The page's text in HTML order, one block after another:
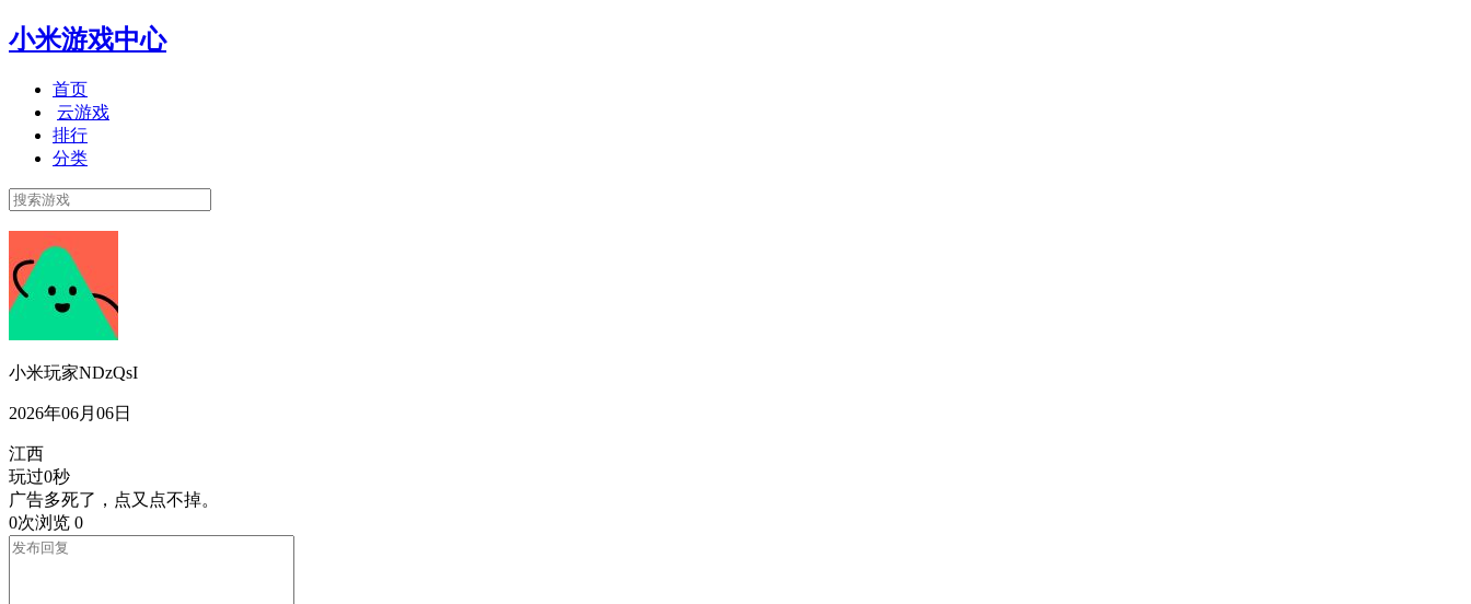
小米游戏中心
首页
云游戏
排行
分类
小米玩家NDzQsI
2026年06月06日
江西
玩过0秒
广告多死了，点又点不掉。
0次浏览 0